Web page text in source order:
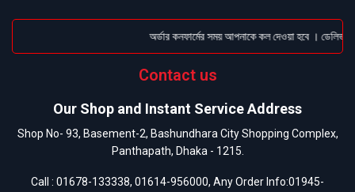
অর্ডার কনফার্মের সময় আপনাকে কল দেওয়া হবে ।
Contact us
Our Shop and Instant Service Address
Shop No- 93, Basement-2, Bashundhara City Shopping Complex,
Panthapath, Dhaka - 1215.
Call : 01678-133338, 01614-956000, Any Order Info:01945-